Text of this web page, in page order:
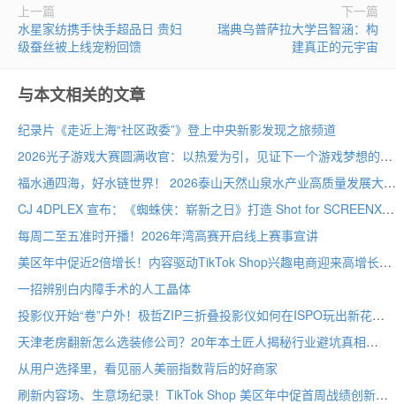
上一篇
水星家纺携手快手超品日 贵妇
级蚕丝被上线宠粉回馈
下一篇
瑞典乌普萨拉大学吕智涵：构
建真正的元宇宙
与本文相关的文章
纪录片《走近上海“社区政委”》登上中央新影发现之旅频道
2026光子游戏大赛圆满收官：以热爱为引，见证下一个游戏梦想的诞生
福水通四海，好水链世界！ 2026泰山天然山泉水产业高质量发展大会圆满举行
CJ 4DPLEX 宣布：《蜘蛛侠：崭新之日》打造 Shot for SCREENX 专属版本
每周二至五准时开播！2026年湾高赛开启线上赛事宣讲
美区年中促近2倍增长！内容驱动TikTok Shop兴趣电商迎来高增长
一招辨别白内障手术的人工晶体
投影仪开始“卷”户外！极哲ZIP三折叠投影仪如何在ISPO玩出新花样？
天津老房翻新怎么选装修公司？20年本土匠人揭秘行业避坑真相
从用户选择里，看见丽人美丽指数背后的好商家
刷新内容场、生意场纪录！TikTok Shop 美区年中促首周战绩创新高